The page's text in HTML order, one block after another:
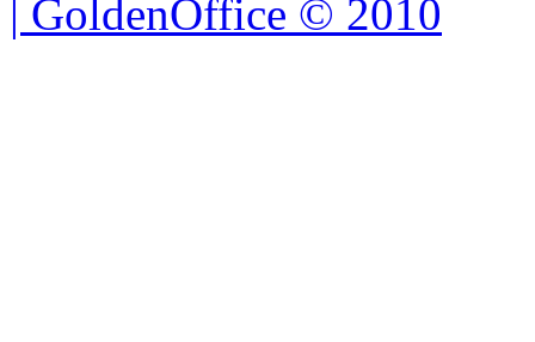
| GoldenOffice © 2010